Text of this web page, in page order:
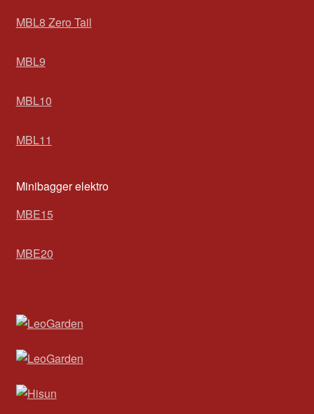
MBL8 Zero Tail
MBL9
MBL10
MBL11
Minibagger elektro
MBE15
MBE20